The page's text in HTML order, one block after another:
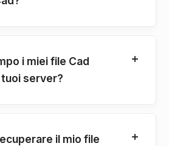
i miei file Cad
server?
il mio file